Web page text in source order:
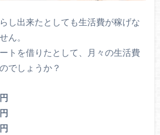
し出来たとしても生活費が稼げな
ん。
トを借りたとして、月々の生活費
でしょうか？